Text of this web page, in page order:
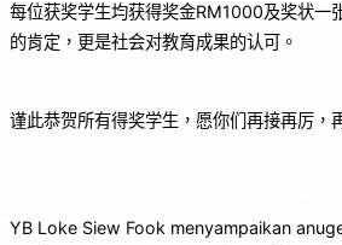
每位获奖学生均获得奖金RM1000及奖状一
的肯定，更是社会对教育成果的认可。
谨此恭贺所有得奖学生，愿你们再接再厉，
YB Loke Siew Fook menyampaikan